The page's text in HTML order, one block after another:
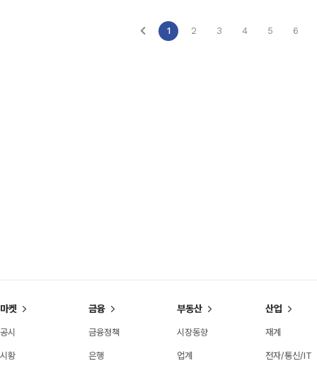
1 2 3 4 5 6
마켓
공시
시황
금융
금융정책
은행
부동산
시장동향
업계
산업
재계
전자/통신/IT